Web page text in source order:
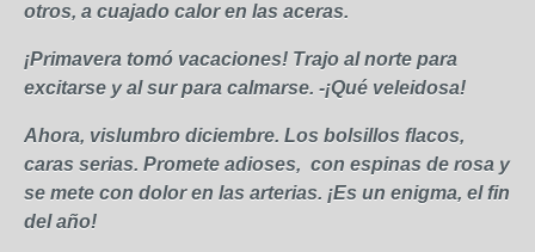
otros, a cuajado calor en las aceras.
¡Primavera tomó vacaciones! Trajo al norte para
excitarse y al sur para calmarse. -¡Qué veleidosa!
Ahora, vislumbro diciembre. Los bolsillos flacos,
caras serias. Promete adioses, con espinas de rosa y
se mete con dolor en las arterias. ¡Es un enigma, el fin
del año!